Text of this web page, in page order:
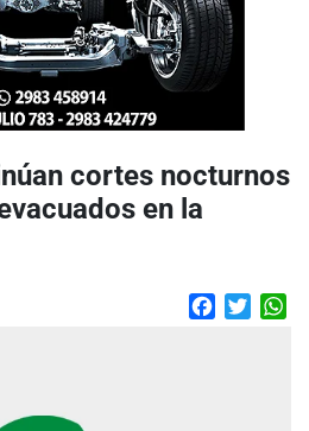
cortes nocturnos
en la
Facebook